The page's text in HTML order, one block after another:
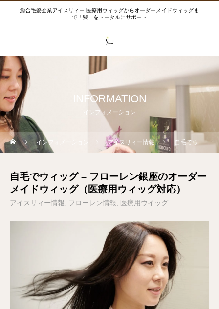
総合毛髪企業アイスリィー 医療用ウィッグからオーダーメイドウィッグま
で「髪」をトータルにサポート
INFORMATION
インフォメーション
インフォメーション アイスリィー情報 自毛でウィッグ – フローレン銀座のオーダーメイドウィッグ（医療用ウィッグ対応）
自毛でウィッグ – フローレン銀座のオーダー
メイドウィッグ（医療用ウィッグ対応）
アイスリィー情報 フローレン情報 医療用ウイッグ